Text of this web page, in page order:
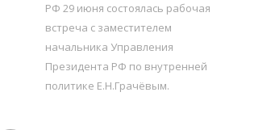
РФ 29 июня состоялась рабочая
встреча с заместителем
начальника Управления
Президента РФ по внутренней
политике Е.Н.Грачёвым.